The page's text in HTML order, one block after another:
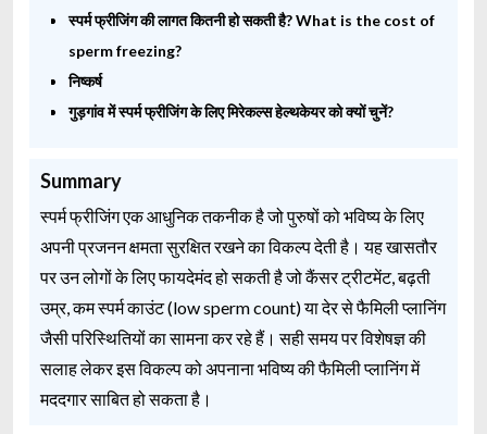
स्पर्म फ्रीजिंग की लागत कितनी हो सकती है? What is the cost of
sperm freezing?
निष्कर्ष
गुड़गांव में स्पर्म फ्रीजिंग के लिए मिरेकल्स हेल्थकेयर को क्यों चुनें?
Summary
स्पर्म फ्रीजिंग एक आधुनिक तकनीक है जो पुरुषों को भविष्य के लिए
अपनी प्रजनन क्षमता सुरक्षित रखने का विकल्प देती है। यह खासतौर
पर उन लोगों के लिए फायदेमंद हो सकती है जो कैंसर ट्रीटमेंट, बढ़ती
उम्र, कम स्पर्म काउंट (low sperm count) या देर से फैमिली प्लानिंग
जैसी परिस्थितियों का सामना कर रहे हैं। सही समय पर विशेषज्ञ की
सलाह लेकर इस विकल्प को अपनाना भविष्य की फैमिली प्लानिंग में
मददगार साबित हो सकता है।